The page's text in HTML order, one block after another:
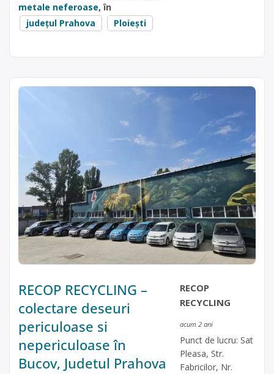
metale neferoase, în
județul Prahova
Ploiești
RECOP RECYCLING –
colectare deseuri
periculoase si
nepericuloase în
Bucov, Judetul Prahova
RECOP
RECYCLING
acum 2 ani
Punct de lucru: Sat
Pleasa, Str.
Fabricilor, Nr.